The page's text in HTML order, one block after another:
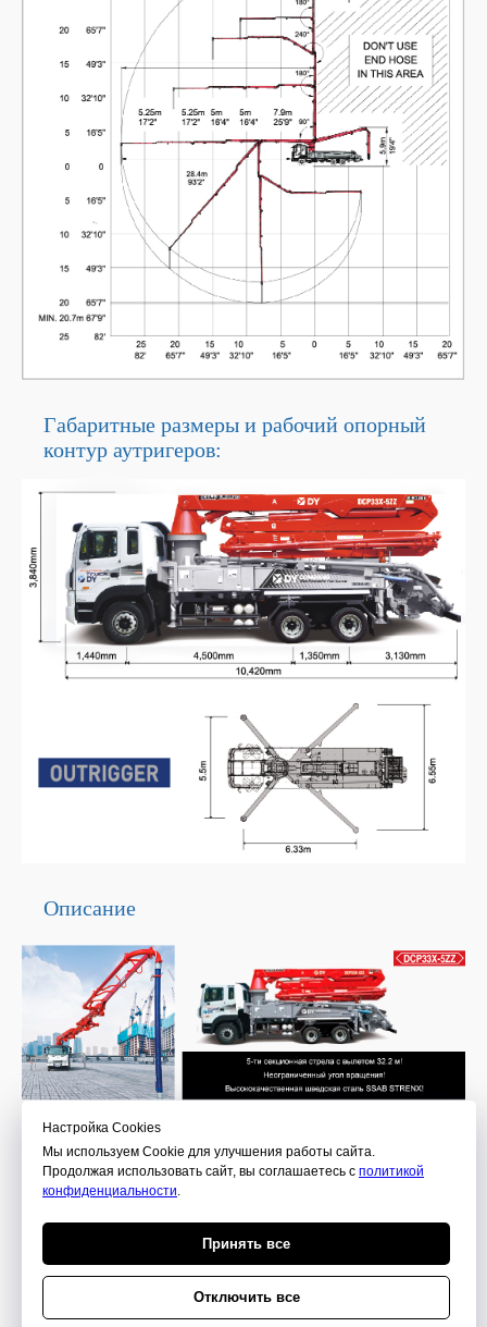
Габаритные размеры и рабочий опорный
контур аутригеров:
Описание
Настройка Сookies
Мы используем Cookie для улучшения работы сайта.
Продолжая использовать сайт, вы соглашаетесь с политикой
конфиденциальности
Принять все
Отключить все
Контакты
г.Набережные Челны, Индустриальный
Сopyright ©2026 ООО "ИКРАН" (ОГРН 1231600055390, ИНН1650428839) -
Обращаем Ваше внимание на то, что информация на данном сайте носит